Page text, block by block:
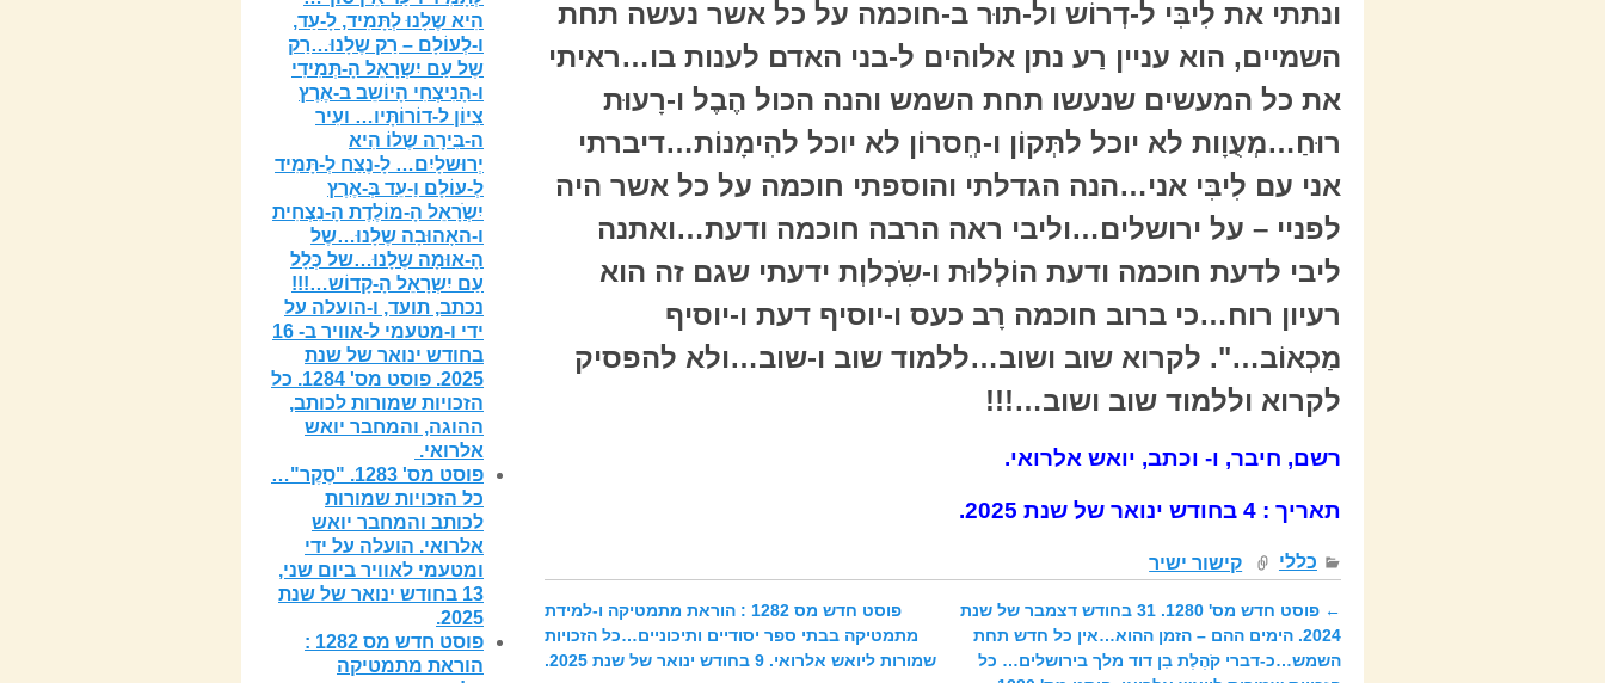
ונתתי את לִיבִּי ל-דְרוֹש ול-תוּר ב-חוכמה על כל אשר נעשה תחת
השמיים, הוא עניין רַע נתן אלוהים ל-בני האדם לענות בו…ראיתי
את כל המעשים שנעשו תחת השמש והנה הכול הֶבֶל ו-רָעוּת
רוּחַ…מְעֻוָות לא יוכל לתְּקוֹן ו-חְִסרוֹן לא יוכל להִימָנוֹת…דיברתי
אני עם לִיבִּי אני…הנה הגדלתי והוספתי חוכמה על כל אשר היה
לפניי – על ירושלים…וליבי ראה הרבה חוכמה ודעת…ואתנה
ליבי לדעת חוכמה ודעת הוֹלְלוּת ו-שִֹכְלוְת ידעתי שגם זה הוא
רעיון רוח…כי ברוב חוכמה רָב כעס ו-יוסיף דעת ו-יוסיף
מַכְאוֹב…". לקרוא שוב ושוב…ללמוד שוב ו-שוב…ולא להפסיק
לקרוא וללמוד שוב ושוב…!!!
רשם, חיבר, ו- וכתב, יואש אלרואי.
תאריך : 4 בחודש ינואר של שנת 2025.
כללי קישור ישיר
ניווט בפוסטים
←
פוסט חדש מס' 1280. 31 בחודש דצמבר של שנת
2024. הימים ההם – הזמן ההוא…אין כל חדש תחת
השמש…כ-דברי קֹהֶלֶת בִן דוד מלך בירושלים… כל
פוסט חדש מס 1282 : הוראת מתמטיקה ו-למידת
מתמטיקה בבתי ספר יסודיים ותיכוניים…כל הזכויות
שמורות ליואש אלרואי. 9 בחודש ינואר של שנת 2025.
הִיא שֶלָנוּ לְתָּמִיד, לָ-עַד,
ו-לְעוֹלָם – רַק שֶלָנוּ…רַק
שֶל עַם יִשְרָאֵל הָ-תְּמִידִי
ו-הָנִיצְחִי הָיוֹשֵב ב-אֶרֶץ
צִיוֹן ל-דוֹרוֹתָּיו… ועִיר
ה-בִּירָה שֶלוֹ הִיא
יְרוּשלָיִם… לָ-נֶצַח לְ-תָּמִיד
לְ-עוֹלָם וַ-עֵד בְּ-אֶרֶץ
יִשְֹרָאֵל הָ-מוֹלֶדֶת הָ-נִצְחִית
ו-האָהוּבָה שֶלָנוּ…שֶל
הָ-אוּמָה שֶלָנוּ…של כְּלָל
עַם יִשְרָאֵל הָ-קָדוֹש…!!!
נכתב, תועד, ו-הועלה על
ידי ו-מטעמי ל-אוויר ב- 16
בחודש ינואר של שנת
2025. פוסט מס' 1284. כל
הזכויות שמורות לכותב,
ההוגה, והמחבר יואש
אלרואי.
פוסט מס' 1283. "סֶקֶר"…
כל הזכויות שמורות
לכותב והמחבר יואש
אלרואי. הועלה על ידי
ומטעמי לאוויר ביום שני,
13 בחודש ינואר של שנת
2025.
פוסט חדש מס 1282 :
הוראת מתמטיקה